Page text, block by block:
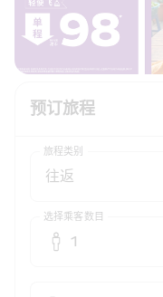
预订旅程
旅程类别
选择乘客数目
1